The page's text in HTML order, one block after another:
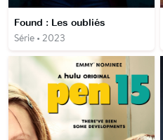
Found : Les oubliés
Série • 2023